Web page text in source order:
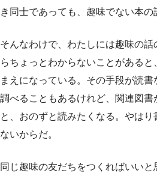
き同士であっても、趣味でない本の
そんなわけで、わたしには趣味の
らちょっとわからないことがあると
まえになっている。その手段が読
調べることもあるけれど、関連図書
と、おのずと読みたくなる。やは
ないからだ。
同じ趣味の友だちをつくればいいと